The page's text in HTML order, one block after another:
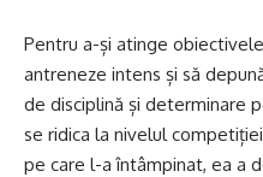
Pentru a-și atinge
antreneze intens și să
de disciplină și determinare
se ridica la nivelul
pe care l-a întâmpinat, ea a